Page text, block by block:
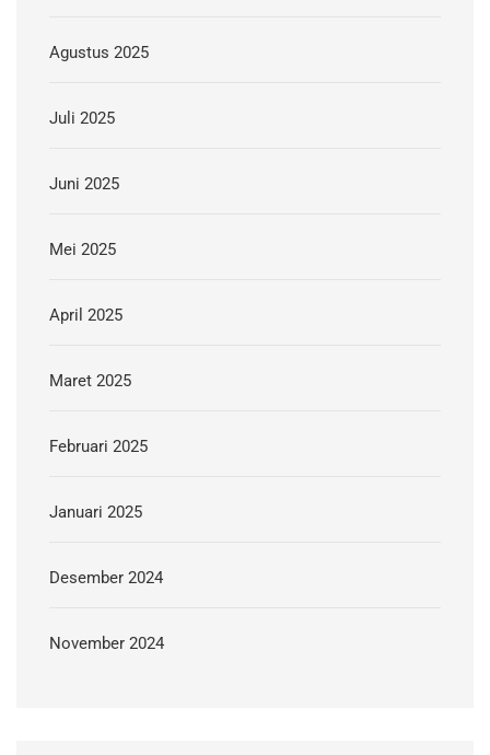
Agustus 2025
Juli 2025
Juni 2025
Mei 2025
April 2025
Maret 2025
Februari 2025
Januari 2025
Desember 2024
November 2024